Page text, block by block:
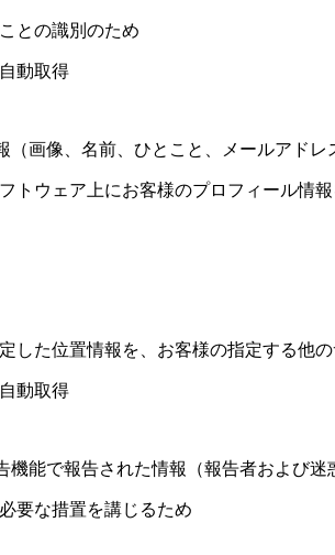
との識別のため
動取得
画像、名前、ひとこと、メールアドレ
トウェア上にお客様のプロフィール情
した位置情報を、お客様の指定する他
動取得
能で報告された情報（報告者および
要な措置を講じるため